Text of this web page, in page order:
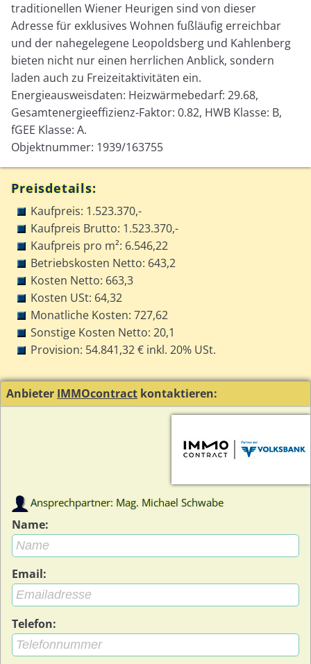
traditionellen Wiener Heurigen sind von dieser
Adresse für exklusives Wohnen fußläufig erreichbar
und der nahegelegene Leopoldsberg und Kahlenberg
bieten nicht nur einen herrlichen Anblick, sondern
laden auch zu Freizeitaktivitäten ein.
Energieausweisdaten: Heizwärmebedarf: 29.68,
Gesamtenergieeffizienz-Faktor: 0.82, HWB Klasse: B,
fGEE Klasse: A.
Objektnummer: 1939/163755
Preisdetails:
Kaufpreis: 1.523.370,-
Kaufpreis Brutto: 1.523.370,-
Kaufpreis pro m²: 6.546,22
Betriebskosten Netto: 643,2
Kosten Netto: 663,3
Kosten USt: 64,32
Monatliche Kosten: 727,62
Sonstige Kosten Netto: 20,1
Provision: 54.841,32 € inkl. 20% USt.
Anbieter IMMOcontract kontaktieren:
Ansprechpartner: Mag. Michael Schwabe
Name:
Email:
Telefon: